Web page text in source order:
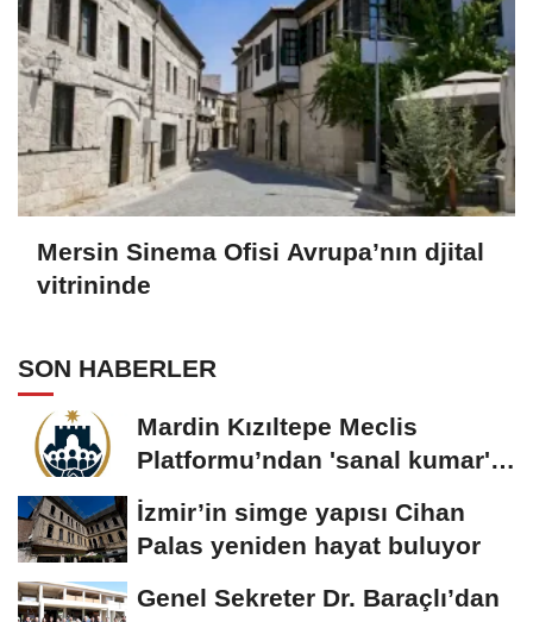
Mersin Sinema Ofisi Avrupa’nın djital
vitrininde
SON HABERLER
Mardin Kızıltepe Meclis
Platformu’ndan 'sanal kumar'
alarmı!
İzmir’in simge yapısı Cihan
Palas yeniden hayat buluyor
Genel Sekreter Dr. Baraçlı’dan